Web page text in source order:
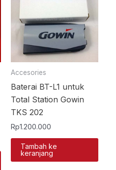
Accesories
Baterai BT-L1 untuk
Total Station Gowin
TKS 202
Rp1.200.000
Tambah ke
keranjang